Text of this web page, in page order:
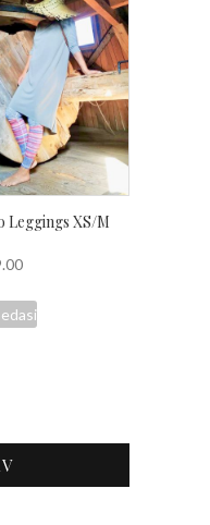
Leggings XS/M